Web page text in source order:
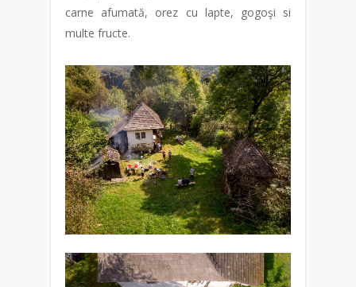
carne afumată, orez cu lapte, gogoşi si
multe fructe.